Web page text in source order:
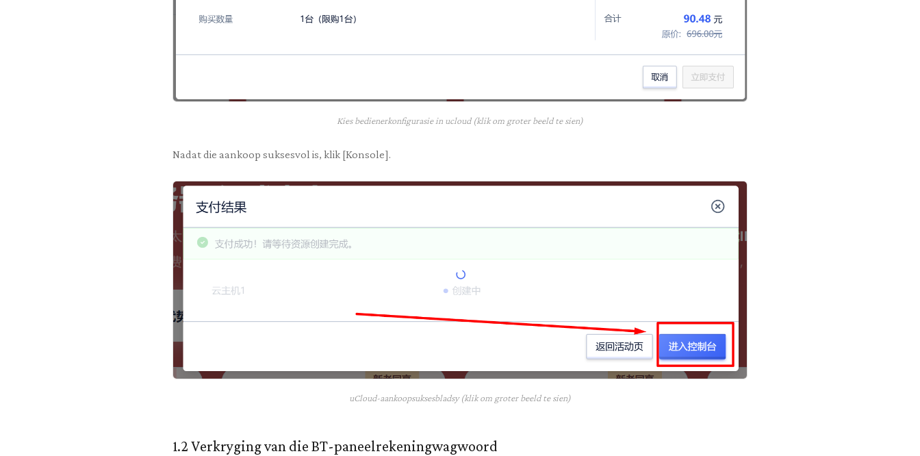
Kies bedienerkonfigurasie in ucloud (klik om groter beeld te sien)
Nadat die aankoop suksesvol is, klik [Konsole].
uCloud-aankoopsuksesbladsy (klik om groter beeld te sien)
1.2 Verkryging van die BT-paneelrekeningwagwoord